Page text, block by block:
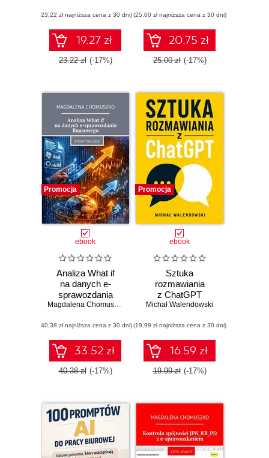
(23,22 zł najniższa cena z 30 dni)
19.27 zł
23.22 zł (-17%)
(25,00 zł najniższa cena z 30 dni)
20.75 zł
25.00 zł (-17%)
Promocja
ebook
Analiza What if
na danych e-
sprawozdania
finasowego
Magdalena Chomuszko
(40,38 zł najniższa cena z 30 dni)
33.52 zł
40.38 zł (-17%)
Promocja
ebook
Sztuka
rozmawiania
z ChatGPT
Michał Walendowski
(19,99 zł najniższa cena z 30 dni)
16.59 zł
19.99 zł (-17%)